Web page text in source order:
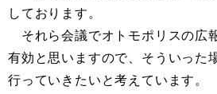
しております。
それら会議でオトモポリスの広
有効と思いますので、そういった
行っていきたいと考えています。